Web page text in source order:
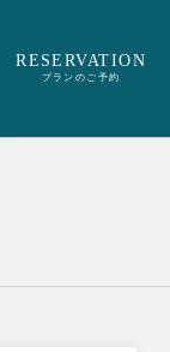
RESERVATION
プランのご予約